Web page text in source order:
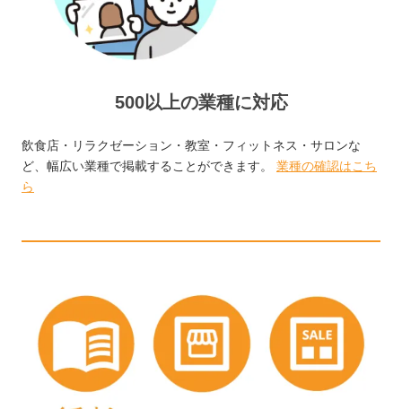
500以上の業種に対応
飲食店・リラクゼーション・教室・フィットネス・サロンな
ど、幅広い業種で掲載することができます。 業種の確認はこち
ら